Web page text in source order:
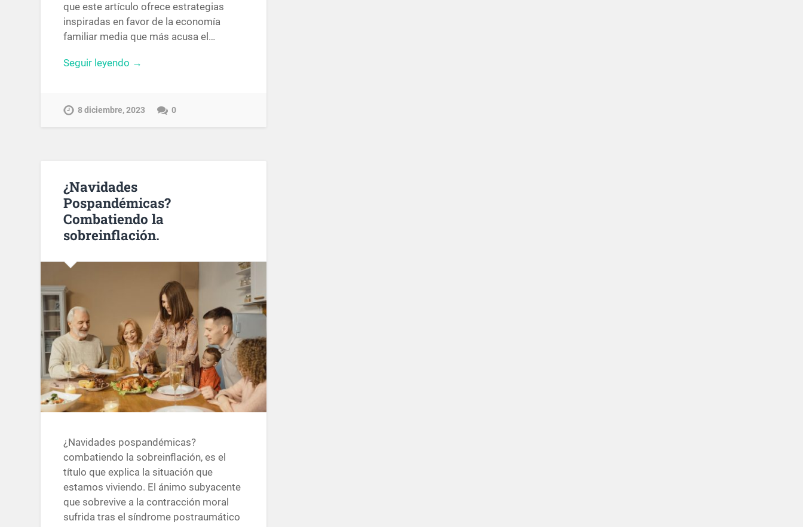
que este artículo ofrece estrategias
inspiradas en favor de la economía
familiar media que más acusa el…
Seguir leyendo →
8 diciembre, 2023 0
¿Navidades
Pospandémicas?
Combatiendo la
sobreinflación.
¿Navidades pospandémicas?
combatiendo la sobreinflación, es el
título que explica la situación que
estamos viviendo. El ánimo subyacente
que sobrevive a la contracción moral
sufrida tras el síndrome postraumático